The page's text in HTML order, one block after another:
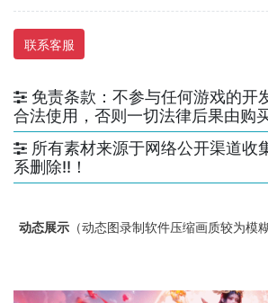
联系客服
免责条款：不参与任何游戏的开
合法使用，否则一切法律后果由购
所有素材来源于网络公开渠道收
系删除!!！
动态展示 （动态图录制软件压缩画质较为模